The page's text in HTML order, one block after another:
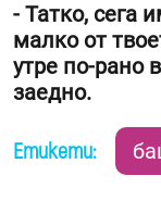
- Татко, сега
малко от
утре по-рано
заедно.
Етикети: